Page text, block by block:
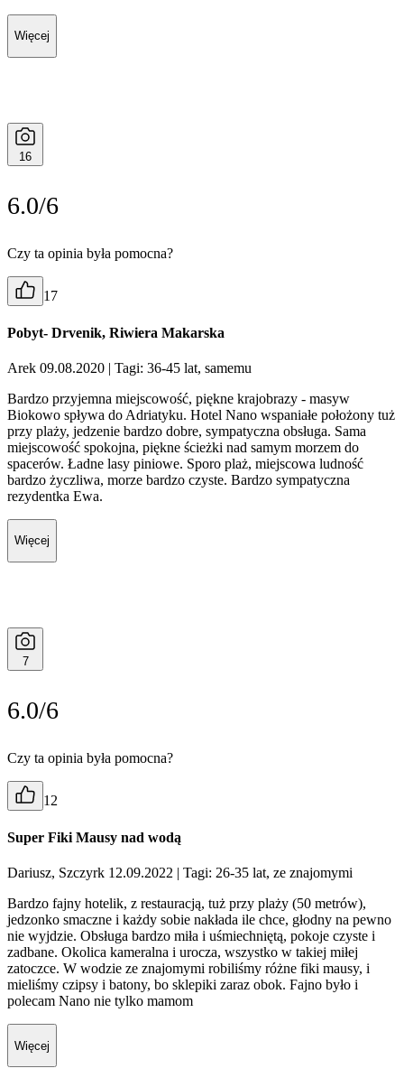
Więcej
16
6.0/6
Czy ta opinia była pomocna?
17
Pobyt- Drvenik, Riwiera Makarska
Arek 09.08.2020 | Tagi: 36-45 lat, samemu
Bardzo przyjemna miejscowość, piękne krajobrazy - masyw
Biokowo spływa do Adriatyku. Hotel Nano wspaniałe położony tuż
przy plaży, jedzenie bardzo dobre, sympatyczna obsługa. Sama
miejscowość spokojna, piękne ścieżki nad samym morzem do
spacerów. Ładne lasy piniowe. Sporo plaż, miejscowa ludność
bardzo życzliwa, morze bardzo czyste. Bardzo sympatyczna
rezydentka Ewa.
Więcej
7
6.0/6
Czy ta opinia była pomocna?
12
Super Fiki Mausy nad wodą
Dariusz, Szczyrk 12.09.2022 | Tagi: 26-35 lat, ze znajomymi
Bardzo fajny hotelik, z restauracją, tuż przy plaży (50 metrów),
jedzonko smaczne i każdy sobie nakłada ile chce, głodny na pewno
nie wyjdzie. Obsługa bardzo miła i uśmiechniętą, pokoje czyste i
zadbane. Okolica kameralna i urocza, wszystko w takiej miłej
zatoczce. W wodzie ze znajomymi robiliśmy różne fiki mausy, i
mieliśmy czipsy i batony, bo sklepiki zaraz obok. Fajno było i
polecam Nano nie tylko mamom
Więcej